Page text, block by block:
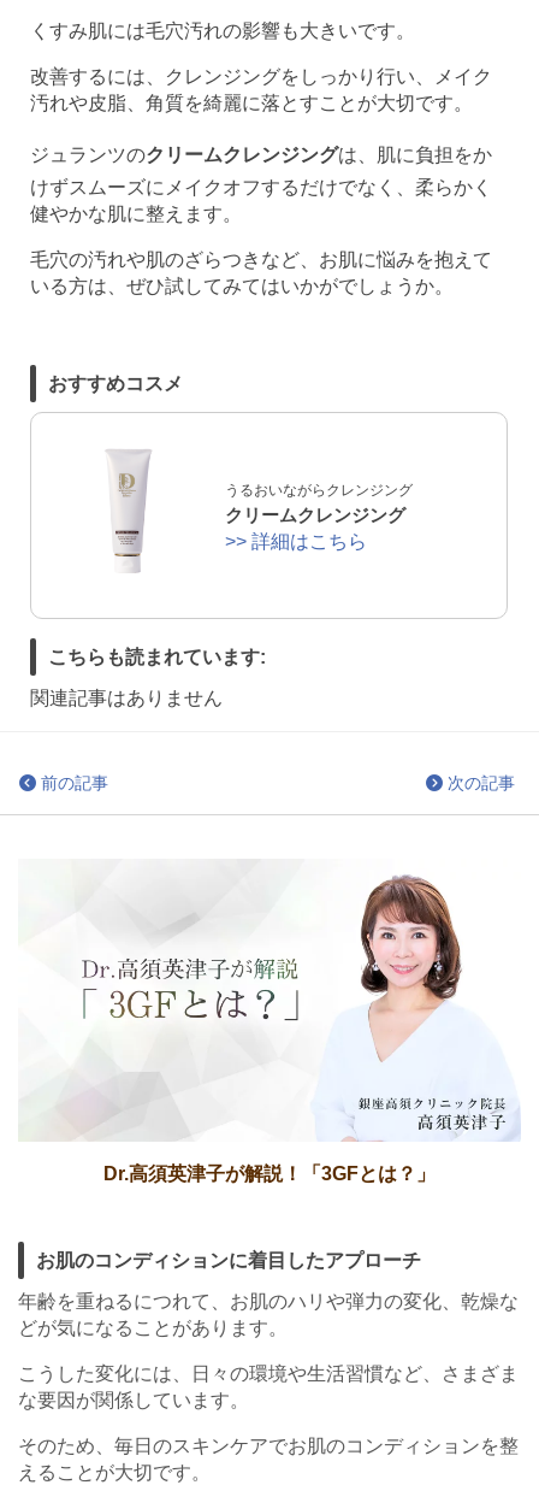
くすみ肌には毛穴汚れの影響も大きいです。
改善するには、クレンジングをしっかり行い、メイク
汚れや皮脂、角質を綺麗に落とすことが大切です。
ジュランツのクリームクレンジングは、肌に負担をか
けずスムーズにメイクオフするだけでなく、柔らかく
健やかな肌に整えます。
毛穴の汚れや肌のざらつきなど、お肌に悩みを抱えて
いる方は、ぜひ試してみてはいかがでしょうか。
おすすめコスメ
うるおいながらクレンジング
クリームクレンジング
>> 詳細はこちら
こちらも読まれています:
関連記事はありません
前の記事 次の記事
Dr.高須英津子が解説！「3GFとは？」
お肌のコンディションに着目したアプローチ
年齢を重ねるにつれて、お肌のハリや弾力の変化、乾燥な
どが気になることがあります。
こうした変化には、日々の環境や生活習慣など、さまざま
な要因が関係しています。
そのため、毎日のスキンケアでお肌のコンディションを整
えることが大切です。